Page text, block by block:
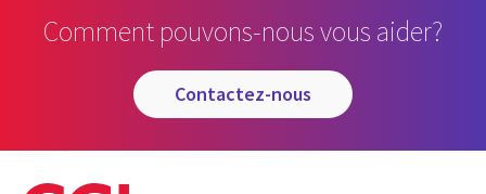
Comment pouvons-nous vous aider?
contactez-nous